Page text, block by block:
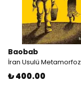
Baobab
İran Usulü Metamorfoz
₺ 400.00